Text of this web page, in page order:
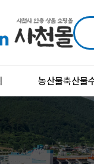
농산물축산물